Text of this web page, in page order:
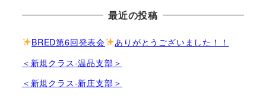
最近の投稿
BRED第6回発表会
ありがとうございました！！
＜新規クラス-温品支部＞
＜新規クラス-新庄支部＞